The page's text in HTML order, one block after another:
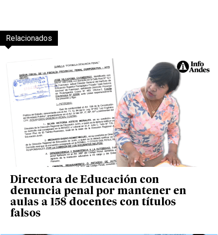
Relacionados
Directora de Educación con
denuncia penal por mantener en
aulas a 158 docentes con títulos
falsos